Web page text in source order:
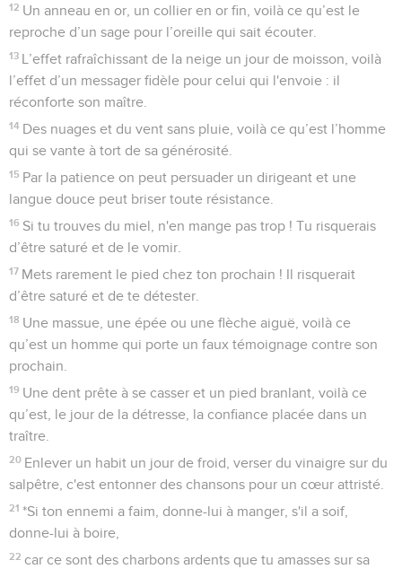
12 Un anneau en or, un collier en or fin, voilà ce qu’est le
reproche d’un sage pour l’oreille qui sait écouter.
13 L’effet rafraîchissant de la neige un jour de moisson, voilà
l’effet d’un messager fidèle pour celui qui l'envoie : il
réconforte son maître.
14 Des nuages et du vent sans pluie, voilà ce qu’est l’homme
qui se vante à tort de sa générosité.
15 Par la patience on peut persuader un dirigeant et une
langue douce peut briser toute résistance.
16 Si tu trouves du miel, n'en mange pas trop ! Tu risquerais
d’être saturé et de le vomir.
17 Mets rarement le pied chez ton prochain ! Il risquerait
d’être saturé et de te détester.
18 Une massue, une épée ou une flèche aiguë, voilà ce
qu’est un homme qui porte un faux témoignage contre son
prochain.
19 Une dent prête à se casser et un pied branlant, voilà ce
qu’est, le jour de la détresse, la confiance placée dans un
traître.
20 Enlever un habit un jour de froid, verser du vinaigre sur du
salpêtre, c'est entonner des chansons pour un cœur attristé.
21 *Si ton ennemi a faim, donne-lui à manger, s'il a soif,
donne-lui à boire,
22 car ce sont des charbons ardents que tu amasses sur sa